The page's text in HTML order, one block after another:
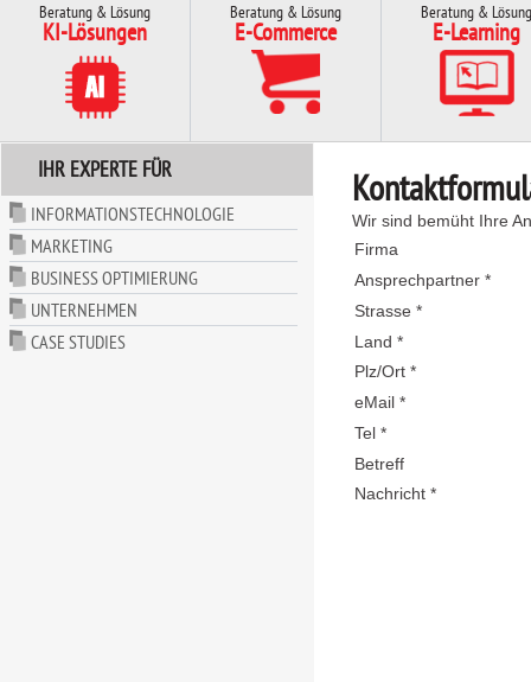
Beratung & Lösung
KI-Lösungen
Beratung & Lösung
E-Commerce
Beratung & Lösung
E-Learning
IHR EXPERTE FÜR
INFORMATIONSTECHNOLOGIE
MARKETING
BUSINESS OPTIMIERUNG
UNTERNEHMEN
CASE STUDIES
Wir sind bemüht Ihre
Firma
Ansprechpartner *
Strasse *
Land *
Plz/Ort *
eMail *
Tel *
Betreff
Nachricht *